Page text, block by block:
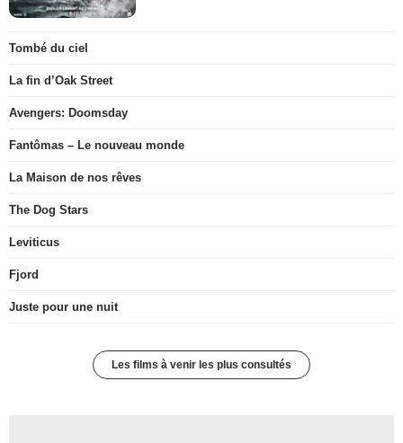
Tombé du ciel
La fin d’Oak Street
Avengers: Doomsday
Fantômas – Le nouveau monde
La Maison de nos rêves
The Dog Stars
Leviticus
Fjord
Juste pour une nuit
Les films à venir les plus consultés